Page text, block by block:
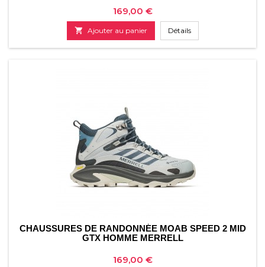
Prix
169,00 €
 Ajouter au panier Détails
CHAUSSURES DE RANDONNÉE MOAB SPEED 2 MID
GTX HOMME MERRELL
Prix
169,00 €